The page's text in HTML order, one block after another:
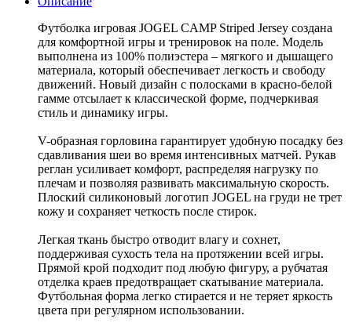
Футболка игровая JOGEL CAMP Striped Jersey создана
для комфортной игры и тренировок на поле. Модель
выполнена из 100% полиэстера – мягкого и дышащего
материала, который обеспечивает легкость и свободу
движений. Новый дизайн с полосками в красно-белой
гамме отсылает к классической форме, подчеркивая
стиль и динамику игры.
V-образная горловина гарантирует удобную посадку без
сдавливания шеи во время интенсивных матчей. Рукав
реглан усиливает комфорт, распределяя нагрузку по
плечам и позволяя развивать максимальную скорость.
Плоский силиконовый логотип JOGEL на груди не трет
кожу и сохраняет четкость после стирок.
Легкая ткань быстро отводит влагу и сохнет,
поддерживая сухость тела на протяжении всей игры.
Прямой крой подходит под любую фигуру, а рубчатая
отделка краев предотвращает скатывание материала.
Футбольная форма легко стирается и не теряет яркость
цвета при регулярном использовании.